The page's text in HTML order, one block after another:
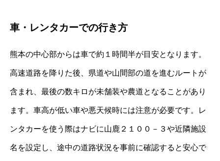
車・レンタカーでの行き方
熊本の中心部からは車で約１時間半が目安となります。
高速道路を降りた後、県道や山間部の道を進むルートが
含まれ、最後の数キロが未舗装や農道となることがあり
ます。車高が低い車や悪天候時には注意が必要です。レ
ンタカーを使う際はナビに山鹿２１００－３や近隣施設
名を設定し、途中の道路状況を事前に確認すると安心で